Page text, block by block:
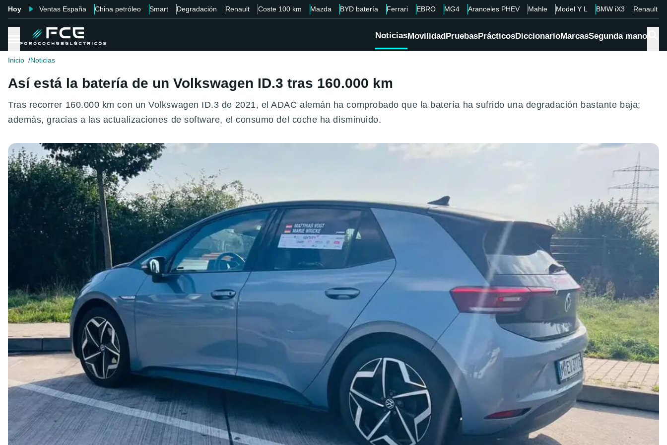
Hoy Ventas España China petróleo Smart Degradación Renault Coste 100 km Mazda BYD batería Ferrari EBRO MG4 Aranceles PHEV Mahle Model Y L BMW iX3 Renault
NoticiasMovilidadPruebasPrácticosDiccionarioMarcasSegunda mano
Inicio Noticias
Así está la batería de un Volkswagen ID.3 tras 160.000 km
Tras recorrer 160.000 km con un Volkswagen ID.3 de 2021, el ADAC alemán ha comprobado que la batería ha sufrido una degradación bastante baja;
además, gracias a las actualizaciones de software, el consumo del coche ha disminuido.